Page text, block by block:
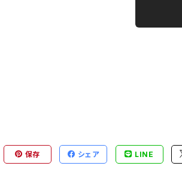
保存 シェア LINE